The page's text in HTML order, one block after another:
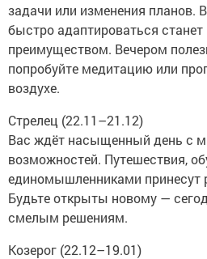
задачи или изменения планов.
быстро адаптироваться
преимуществом. Вечером
попробуйте медитацию или
воздухе.
Стрелец (22.11–21.12)
Вас ждёт насыщенный день с
возможностей. Путешествия,
единомышленниками принесут
Будьте открыты новому —
смелым решениям.
Козерог (22.12–19.01)